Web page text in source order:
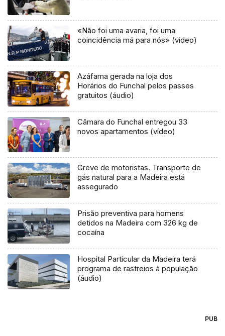
«Não foi uma avaria, foi uma
coincidência má para nós» (vídeo)
Azáfama gerada na loja dos
Horários do Funchal pelos passes
gratuitos (áudio)
Câmara do Funchal entregou 33
novos apartamentos (vídeo)
Greve de motoristas. Transporte de
gás natural para a Madeira está
assegurado
Prisão preventiva para homens
detidos na Madeira com 326 kg de
cocaína
Hospital Particular da Madeira terá
programa de rastreios à população
(áudio)
PUB